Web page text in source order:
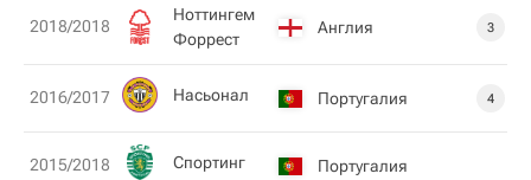
2018/2018
Ноттингем
Форрест
Англия 3
2016/2017 Насьонал Португалия 4
2015/2018 Спортинг Португалия